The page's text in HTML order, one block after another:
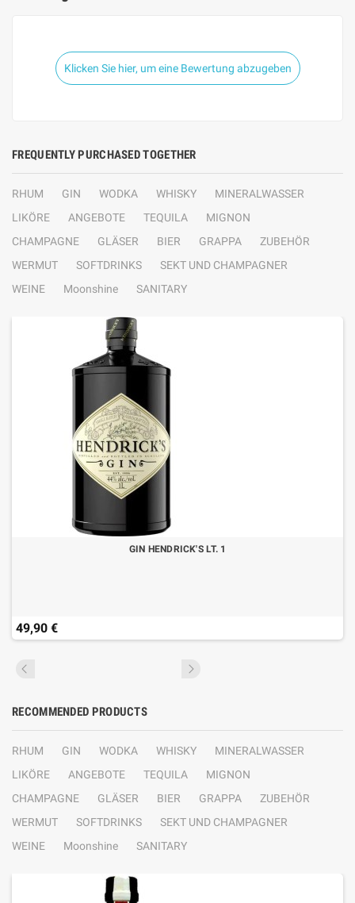
Klicken Sie hier, um eine Bewertung abzugeben
FREQUENTLY PURCHASED TOGETHER
RHUM GIN WODKA WHISKY
MINERALWASSER
LIKÖRE
ANGEBOTE TEQUILA
MIGNON
CHAMPAGNE
GLÄSER BIER GRAPPA
ZUBEHÖR
WERMUT
SOFTDRINKS
SEKT UND CHAMPAGNER
WEINE
Moonshine SANITARY
GIN HENDRICK'S LT. 1
49,90 €
RECOMMENDED PRODUCTS
RHUM GIN WODKA WHISKY
MINERALWASSER
LIKÖRE
ANGEBOTE TEQUILA
MIGNON
CHAMPAGNE
GLÄSER BIER GRAPPA
ZUBEHÖR
WERMUT
SOFTDRINKS
SEKT UND CHAMPAGNER
WEINE
Moonshine SANITARY